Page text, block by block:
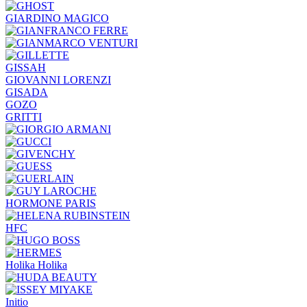
GIARDINO MAGICO
GISSAH
GIOVANNI LORENZI
GISADA
GOZO
GRITTI
HORMONE PARIS
HFC
Holika Holika
Initio